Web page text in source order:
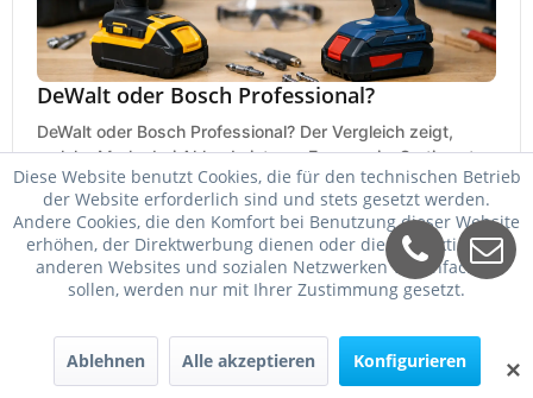
DeWalt oder Bosch Professional?
DeWalt oder Bosch Professional? Der Vergleich zeigt,
welche Marke bei Akku, Leistung, Ergonomie, Sortiment
und Preis besser zu Ihrem Einsatz passt.
21. Mai 2026
✕
Diese Website benutzt Cookies, die für den technischen Betrieb
der Website erforderlich sind und stets gesetzt werden.
Andere Cookies, die den Komfort bei Benutzung dieser Website
erhöhen, der Direktwerbung dienen oder die Interaktion mit
anderen Websites und sozialen Netzwerken vereinfachen
sollen, werden nur mit Ihrer Zustimmung gesetzt.
Ablehnen Alle akzeptieren Konfigurieren